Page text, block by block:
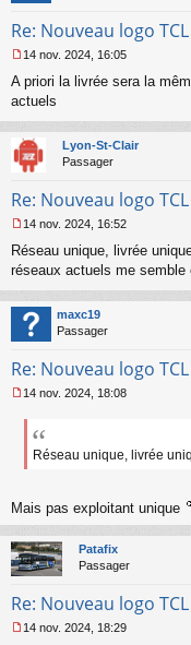
Re: Nouveau logo TCL
e
s
a
g
e
o
l
u
14 nov. 2024, 16:05
A priori la livrée sera la
actuels
Lyon-St-Clair
Passager
Re: Nouveau logo TCL
e
s
a
g
e
o
l
14 nov. 2024, 16:52
Réseau unique, livrée
réseaux actuels me
maxc19
Passager
Re: Nouveau logo TCL
e
a
e
o
n
l
14 nov. 2024, 18:08
Réseau unique, livrée
Mais pas exploitant unique
Patafix
Passager
Re: Nouveau logo TCL
14 nov. 2024, 18:29